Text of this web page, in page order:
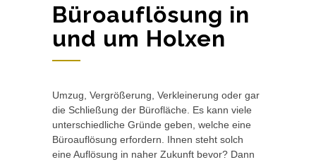
Büroauflösung in
und um Holxen
Umzug, Vergrößerung, Verkleinerung oder gar
die Schließung der Bürofläche. Es kann viele
unterschiedliche Gründe geben, welche eine
Büroauflösung erfordern. Ihnen steht solch
eine Auflösung in naher Zukunft bevor? Dann